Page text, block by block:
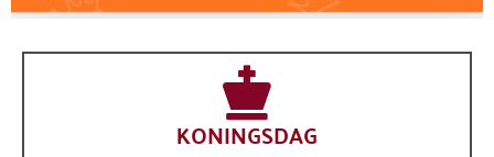
KONINGSDAG